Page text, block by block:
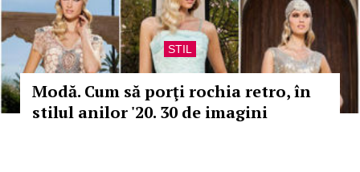
STIL
Modă. Cum să porţi rochia retro, în
stilul anilor '20. 30 de imagini